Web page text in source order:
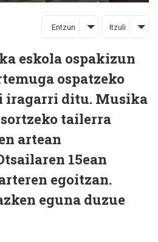
Entzun Itzuli
eskola ospakizun
ospatzeko
iragarri ditu. Musika
tailerra
artean
15ean
egoitzan.
eguna duzue